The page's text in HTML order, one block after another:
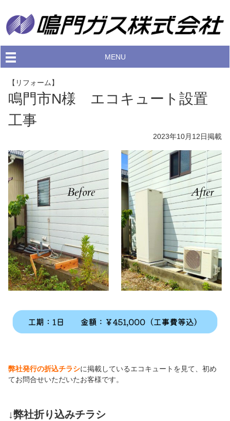
MENU
【リフォーム】
鳴門市N様 エコキュート設置
工事
2023年10月12日掲載
弊社発行の折込チラシに掲載しているエコキュートを見て、初め
てお問合せいただいたお客様です。
↓弊社折り込みチラシ